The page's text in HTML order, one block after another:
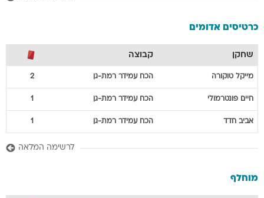
כרטיסים אדומים
שחקן קבוצה
מייקל טוקורה הכח עמידר רמת-גן 2
חיים פונטרמולי הכח עמידר רמת-גן 1
אביב חדד הכח עמידר רמת-גן 1
לרשימה המלאה
מוחלף